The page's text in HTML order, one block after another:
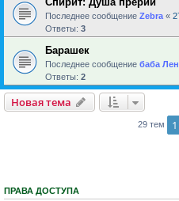
Последнее сообщение Zebra «
Ответы: 3
Барашек
Последнее сообщение баба
Ответы: 2
Новая тема
29 тем 1
ПРАВА ДОСТУПА